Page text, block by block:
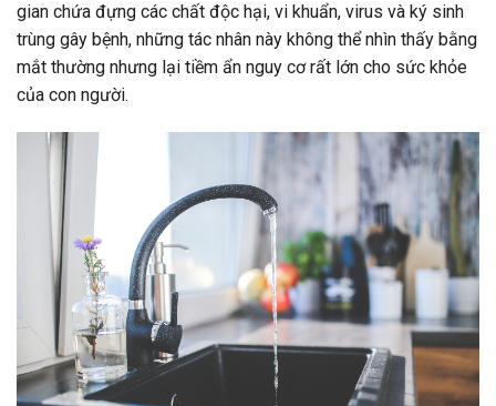
gian chứa đựng các chất độc hại, vi khuẩn, virus và ký sinh
trùng gây bệnh, những tác nhân này không thể nhìn thấy bằng
mắt thường nhưng lại tiềm ẩn nguy cơ rất lớn cho sức khỏe
của con người.